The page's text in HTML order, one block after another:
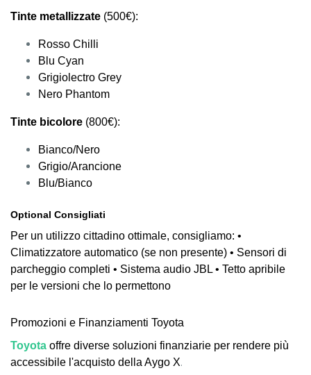
Tinte metallizzate (500€):
Rosso Chilli
Blu Cyan
Grigiolectro Grey
Nero Phantom
Tinte bicolore (800€):
Bianco/Nero
Grigio/Arancione
Blu/Bianco
Optional Consigliati
Per un utilizzo cittadino ottimale, consigliamo: •
Climatizzatore automatico (se non presente) • Sensori di
parcheggio completi • Sistema audio JBL • Tetto apribile
per le versioni che lo permettono
Promozioni e Finanziamenti Toyota
Toyota offre diverse soluzioni finanziarie per rendere più
accessibile l'acquisto della Aygo X.